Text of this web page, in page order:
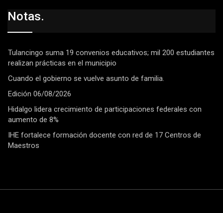
Notas.
Tulancingo suma 19 convenios educativos; mil 200 estudiantes
realizan prácticas en el municipio
Cuando el gobierno se vuelve asunto de familia.
Edición 06/08/2026
Hidalgo lidera crecimiento de participaciones federales con
aumento de 8%
IHE fortalece formación docente con red de 17 Centros de
Maestros